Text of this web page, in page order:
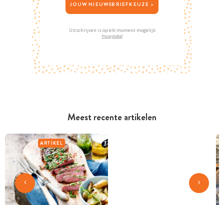
Meest recente artikelen
ARTIKEL
JOUW NIEUWSBRIEFKEUZE >
Uitschrijven is op elk moment mogelijk
Privacybeleid